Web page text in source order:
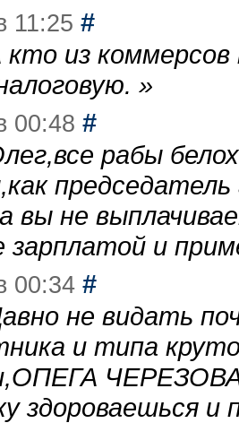
11:25 #
кто из
»
00:48 #
рабы
вы не
зарплатой и
00:34 #
не видать
и типа
здороваешься